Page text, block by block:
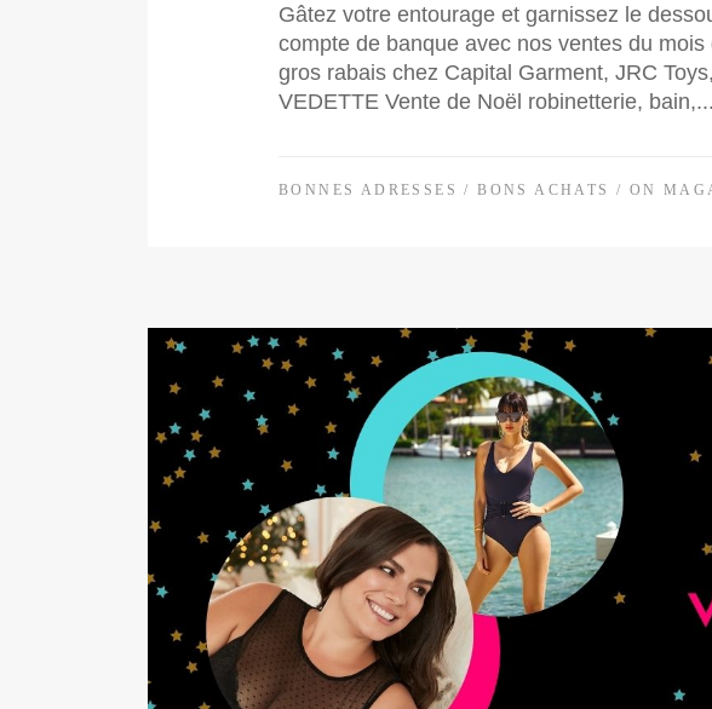
Gâtez votre entourage et garnissez le
compte de banque avec nos ventes du
gros rabais chez Capital Garment, JRC
VEDETTE Vente de Noël robinetterie, bain,...
BONNES ADRESSES /BONS ACHATS / ON